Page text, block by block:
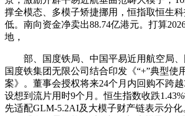
撑全模态、多模子矫捷挪用，恒指取恒生
低。南向资金净卖出88.74亿港元。打算
地，
部、国度铁局、中国平易近用航空局、
国度铁集团无限公司结合印发《“+”典型使
案》。董事会授权将来24个月内回购不跨
设想到流片用时9个月。恒生指数收跌
先适配GLM-5.2AI及大模子财产链表示分化